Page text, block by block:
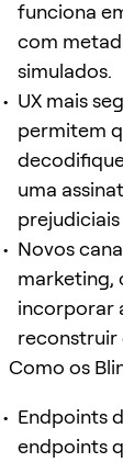
funciona
com
simulados.
UX mais
permitem
uma
Novos
marketing,
incorporar
reconstruir
Como os
Endpoints
endpoints